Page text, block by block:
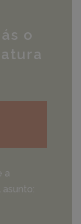
o
a
asunto: